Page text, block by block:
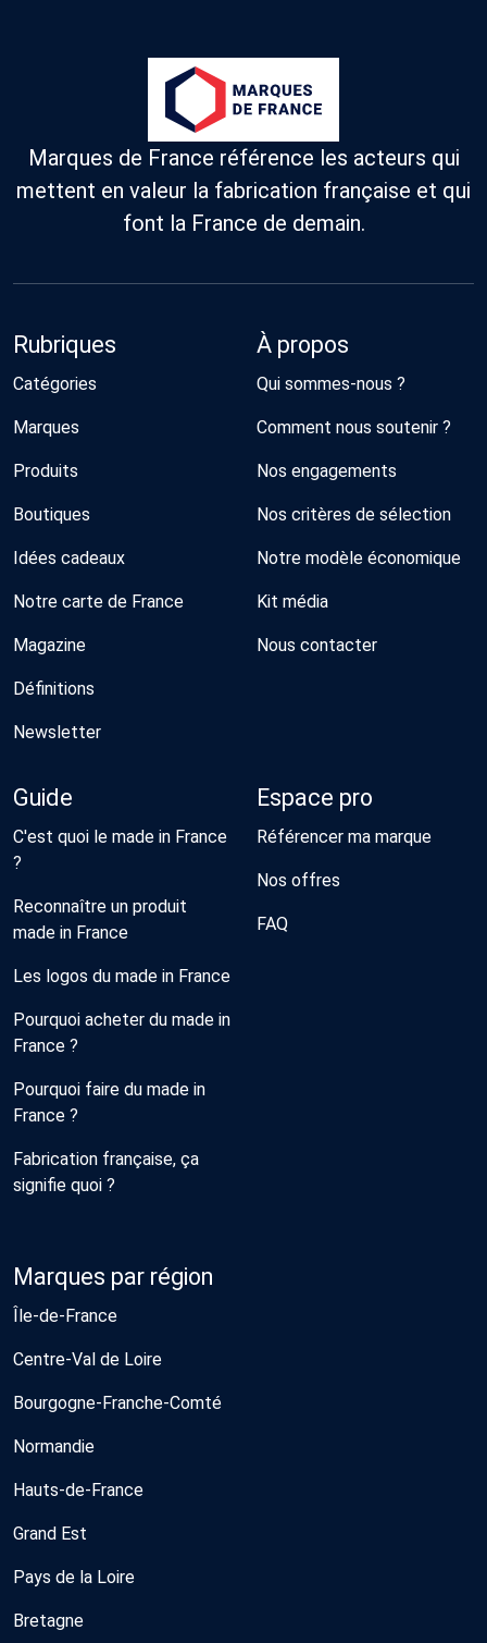
Marques de France référence les acteurs qui
mettent en valeur la fabrication française et qui
font la France de demain.
Rubriques
Catégories
Marques
Produits
Boutiques
Idées cadeaux
Notre carte de France
Magazine
Définitions
Newsletter
À propos
Qui sommes-nous ?
Comment nous soutenir ?
Nos engagements
Nos critères de sélection
Notre modèle économique
Kit média
Nous contacter
Guide
C'est quoi le made in France
?
Reconnaître un produit
made in France
Les logos du made in France
Pourquoi acheter du made in
France ?
Pourquoi faire du made in
France ?
Fabrication française, ça
signifie quoi ?
Espace pro
Référencer ma marque
Nos offres
FAQ
Marques par région
Île-de-France
Centre-Val de Loire
Bourgogne-Franche-Comté
Normandie
Hauts-de-France
Grand Est
Pays de la Loire
Bretagne